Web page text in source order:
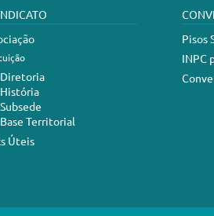
Diretoria
História
Subsede
Base Territorial
Úteis
Pisos
INPC